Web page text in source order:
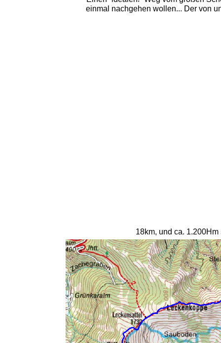
einmal nachgehen wollen... Der von
18km, und ca.